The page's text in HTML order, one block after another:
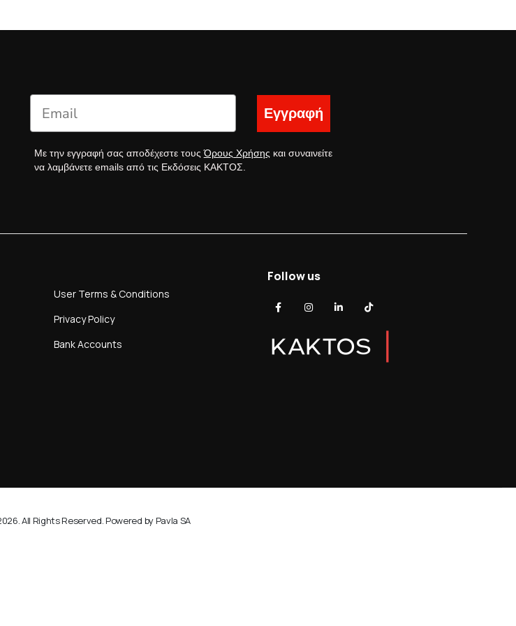
Εγγραφή
Με την εγγραφή σας αποδέχεστε τουςΌρους Χρήσης και συναινείτε
να λαμβάνετε emails από τις Εκδόσεις ΚΑΚΤΟΣ.
User Terms & Conditions
Privacy Policy
Bank Accounts
Follow us
All Rights Reserved. Powered by Pavla SA